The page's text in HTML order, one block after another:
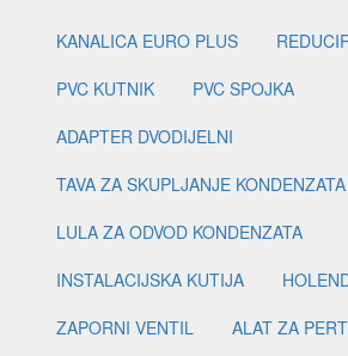
KANALICA EURO PLUS
PVC KUTNIK
PVC SPOJKA
ADAPTER DVODIJELNI
TAVA ZA SKUPLJANJE KONDENZATA
LULA ZA ODVOD KONDENZATA
INSTALACIJSKA KUTIJA
ZAPORNI VENTIL
ALAT ZA